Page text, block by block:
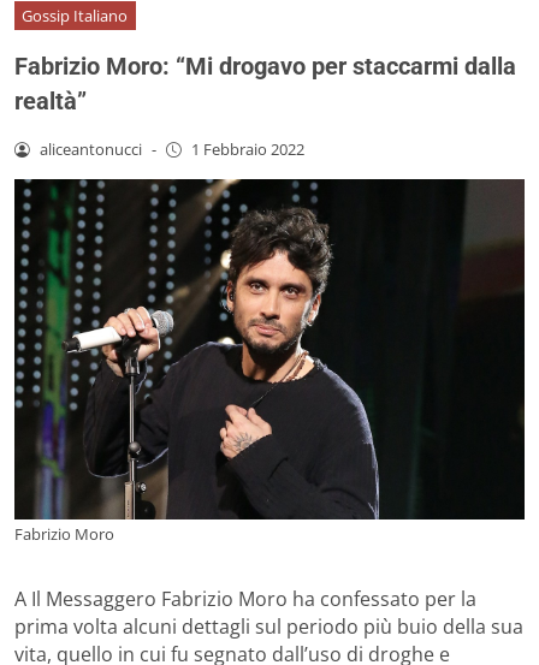
Gossip Italiano
Fabrizio Moro: “Mi drogavo per staccarmi dalla
realtà”
aliceantonucci - 1 Febbraio 2022
Fabrizio Moro
A Il Messaggero Fabrizio Moro ha confessato per la
prima volta alcuni dettagli sul periodo più buio della sua
vita, quello in cui fu segnato dall’uso di droghe e